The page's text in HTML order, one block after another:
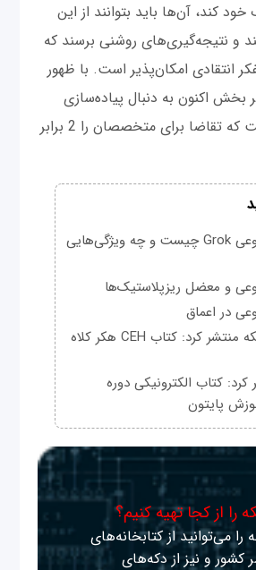
کند، آن‌ها باید بتوانند از این
و نتیجه‌گیری‌های روشنی برسند که
انتقادی امکان‌پذیر است. با ظهور
بخش اکنون به دنبال پیاده‌سازی
هوش مصنوعی است که تقاضا برای متخصصان را 2 برابر
هوش مصنوعی Grok چیست و چه ویژگی‌هایی
و معضل ریزپلاستیک‌ها
در اعماق
ماهنامه شبکه منتشر کرد: کتاب CEH هکر کلاه
کتاب الکترونیکی دوره
پایتون
را از کجا تهیه کنیم؟
را می‌توانید از کتابخانه‌های
کشور و نیز از دکه‌های